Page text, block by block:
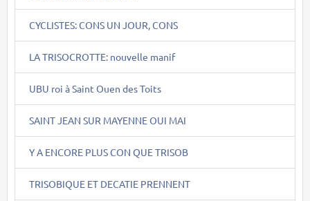
CYCLISTES: CONS UN JOUR, CONS
LA TRISOCROTTE: nouvelle manif
UBU roi à Saint Ouen des Toits
SAINT JEAN SUR MAYENNE OUI MAI
Y A ENCORE PLUS CON QUE TRISOB
TRISOBIQUE ET DECATIE PRENNENT